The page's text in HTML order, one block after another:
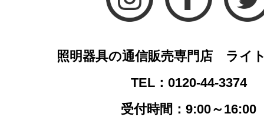
照明器具の通信販売専門店 ライ
TEL：0120-44-3374
受付時間：9:00～16:00